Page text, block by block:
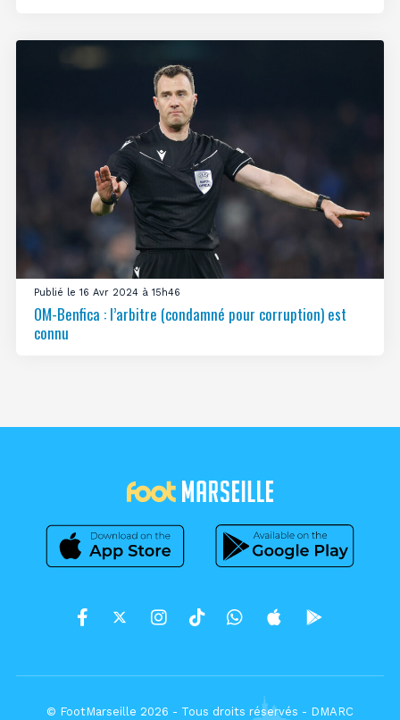
Publié le 16 Avr 2024 à 15h46
OM-Benfica : l’arbitre (condamné pour corruption) est
connu
© FootMarseille 2026 - Tous droits réservés - DMARC